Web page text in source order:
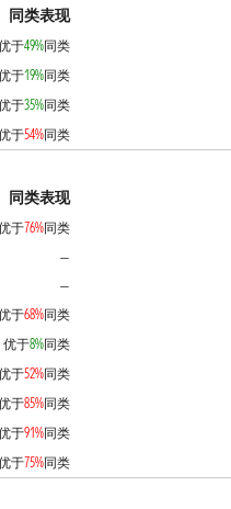
同类表现
于49%同类
于19%同类
于35%同类
于54%同类
同类表现
于76%同类
—
—
于68%同类
优于8%同类
于52%同类
于85%同类
于91%同类
于75%同类